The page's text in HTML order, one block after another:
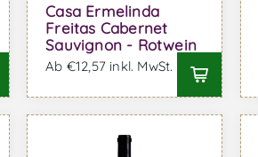
Casa Ermelinda
Freitas Cabernet
Sauvignon - Rotwein
Ab €12,57 inkl. MwSt.